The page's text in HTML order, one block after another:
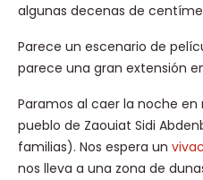
algunas decenas de
Parece un escenario de
parece una gran extensión
Paramos al caer la noche
pueblo de Zaouiat Sidi
familias). Nos espera un vivac
nos lleva a una zona de